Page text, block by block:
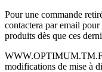
Pour une commande
contactera par email
produits dès que ces
modifications de mise à